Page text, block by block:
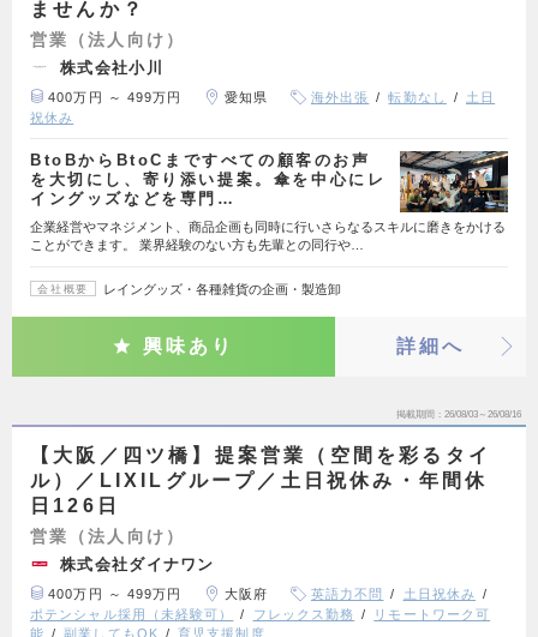
ませんか？
営業（法人向け）
株式会社小川
400万円 ～ 499万円 愛知県 海外出張 転勤なし
土日
祝休み
BtoBからBtoCまですべての顧客のお声
を大切にし、寄り添い提案。傘を中心にレ
イングッズなどを専門…
企業経営やマネジメント、商品企画も同時に行いさらなるスキルに磨きをかける
ことができます。 業界経験のない方も先輩との同行や…
会社概要 レイングッズ・各種雑貨の企画・製造卸
興味あり 詳細へ
掲載期間 26/08/03～26/08/16
【大阪／四ツ橋】提案営業（空間を彩るタイ
ル）／LIXILグループ／土日祝休み・年間休
日126日
営業（法人向け）
株式会社ダイナワン
400万円 ～ 499万円 大阪府 英語力不問
土日祝休み
ポテンシャル採用（未経験可）
フレックス勤務
リモートワーク可
能
副業してもOK 育児支援制度